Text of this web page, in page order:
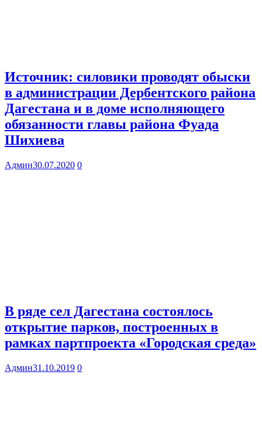
Источник: силовики проводят обыски
в администрации Дербентского района
Дагестана и в доме исполняющего
обязанности главы района Фуада
Шихиева
Админ30.07.2020 0
В ряде сел Дагестана состоялось
открытие парков, построенных в
рамках партпроекта «Городская среда»
Админ31.10.2019 0